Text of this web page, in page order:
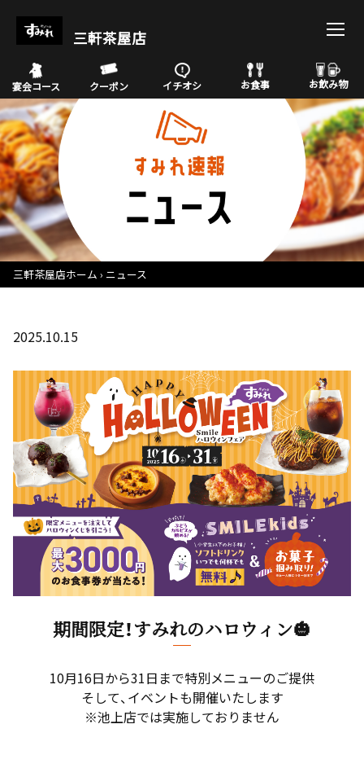
三軒茶屋店
宴会コース クーポン イチオシ お食事 お飲み物
三軒茶屋店ホーム ニュース
2025.10.15
期間限定！すみれのハロウィン🎃
10月16日から31日まで特別メニューのご提供
そして、イベントも開催いたします
※池上店では実施しておりません